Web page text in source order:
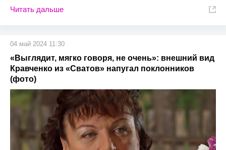
Читать дальше
04 май 2024 11:30
«Выглядит, мягко говоря, не очень»: внешний вид
Кравченко из «Сватов» напугал поклонников
(фото)